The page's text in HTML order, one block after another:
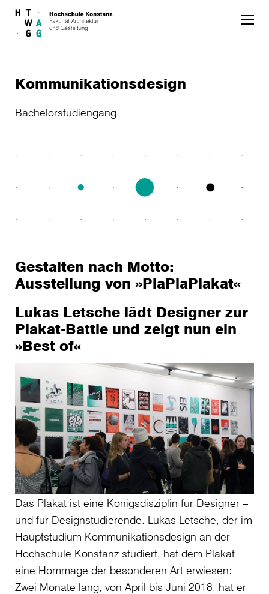
Skip to main content
Kommunikationsdesign
Bachelorstudiengang
Gestalten nach Motto:
Ausstellung von »PlaPlaPlakat«
Lukas Letsche lädt Designer zur
Plakat-Battle und zeigt nun ein
»Best of«
Das Plakat ist eine Königsdisziplin für Designer –
und für Designstudierende. Lukas Letsche, der im
Hauptstudium Kommunikationsdesign an der
Hochschule Konstanz studiert, hat dem Plakat
eine Hommage der besonderen Art erwiesen:
Zwei Monate lang, von April bis Juni 2018, hat er